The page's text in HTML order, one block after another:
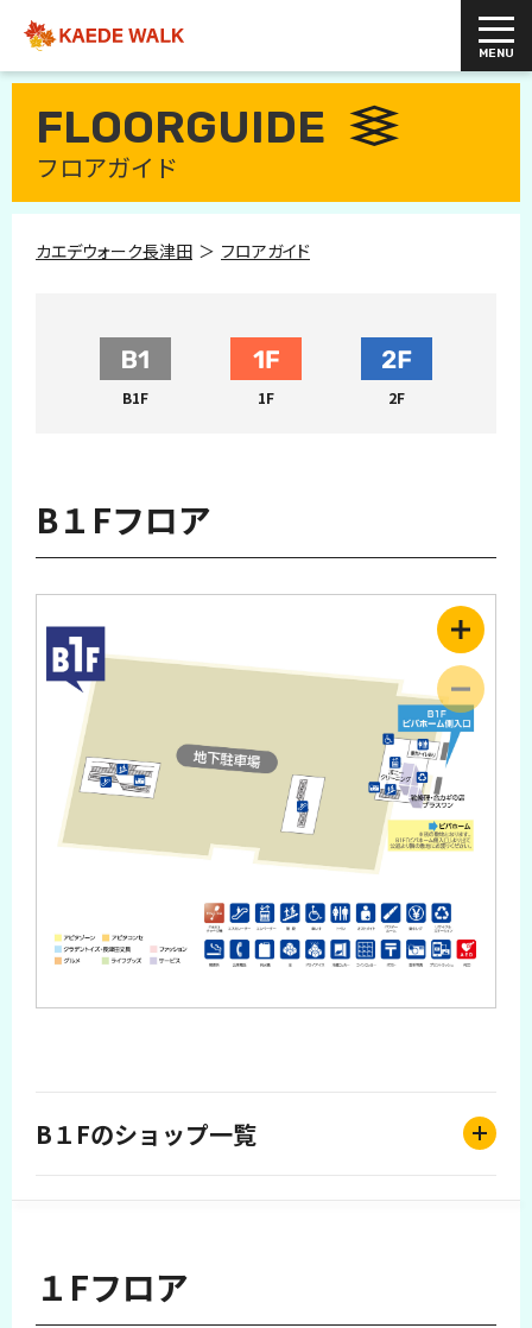
FLOORGUIDE
フロアガイド
カエデウォーク長津田 フロアガイド
B1F 1F 2F
B１Fフロア
B１Fのショップ一覧
１Fフロア